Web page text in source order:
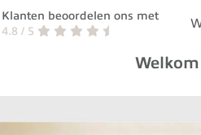
Klanten beoordelen ons met
4.8 / 5
Welkom